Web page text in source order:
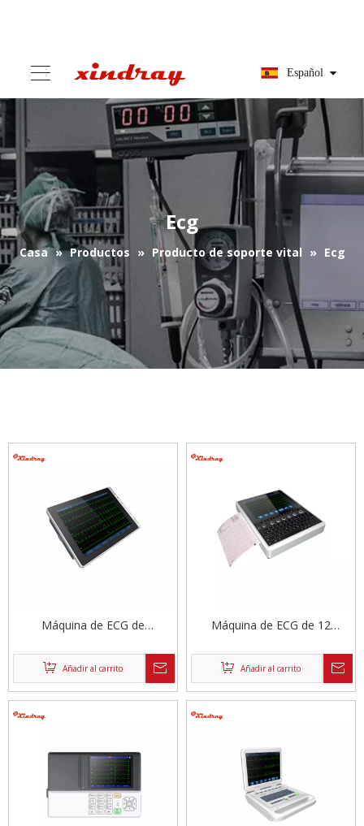
Español
Ecg
Casa » Productos » Producto de soporte vital » Ecg
Máquina de ECG de
Añadir al carrito
Máquina de ECG de 12
Añadir al carrito